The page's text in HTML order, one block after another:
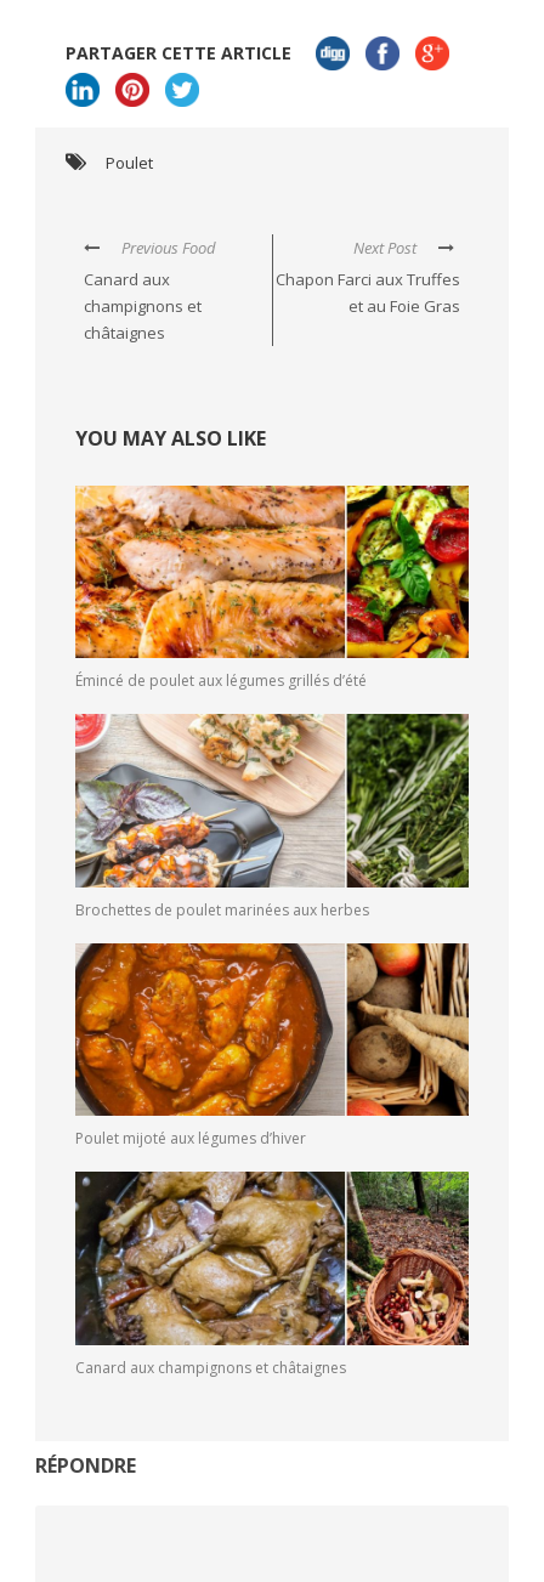
PARTAGER CETTE ARTICLE
Poulet
Previous Food
Canard aux
champignons et
châtaignes
Next Post
Chapon Farci aux Truffes
et au Foie Gras
YOU MAY ALSO LIKE
Émincé de poulet aux légumes grillés d’été
Brochettes de poulet marinées aux herbes
Poulet mijoté aux légumes d’hiver
Canard aux champignons et châtaignes
RÉPONDRE